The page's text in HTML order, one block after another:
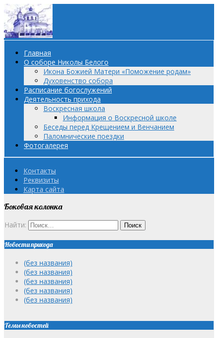
Главная
О соборе Николы Белого
Икона Божией Матери «Поможение родам»
Духовенство собора
Расписание богослужений
Деятельность прихода
Воскресная школа
Информация о Воскресной школе
Беседы перед Крещением и Венчанием
Паломнические поездки
Фотогалерея
Контакты
Реквизиты
Карта сайта
Боковая колонка
Найти:
Новости прихода
(без названия)
(без названия)
(без названия)
(без названия)
(без названия)
Темы новостей